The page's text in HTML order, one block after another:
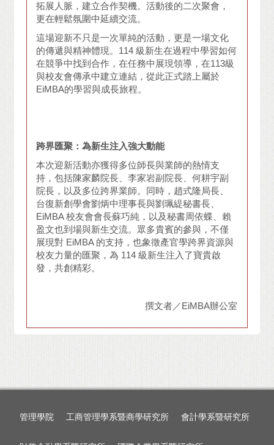
拓展人脈，建立合作契機。活動後的二次聚會，
更在輕鬆氛圍中延續交流。
這場迎新不只是一次單純的活動，更是一場文化
的傳遞與精神體現。114 級新生在過程中學習如何
在競爭中找到合作，在任務中展現領導，在113級
與校友會傳承中建立連結，從此正式踏上屬於
EiMBA的學習與成長旅程。
跨界匯聚：為新生注入強大動能
本次迎新活動亦獲得多位師長與業師的熱情支
持，包括陳家麟院長、李家岩副院長、何耕宇副
院長，以及多位跨界業師。同時，趙式隆局長、
台復新創學會劉炳中理事長與劉珮緹秘書長、
EiMBA 校友會會長蘇巧純，以及秘書周依蝶、賴
盈文也到場與新生交流。眾多貴賓的參與，不僅
展現對 EiMBA 的支持，也象徵產官學跨界資源與
校友力量的匯聚，為 114 級新生注入了寶貴啟
發，共創精彩。
撰文者／EiMBA辦公室
管理學院 工商管理學系暨商學研究所 會計學系暨研究所